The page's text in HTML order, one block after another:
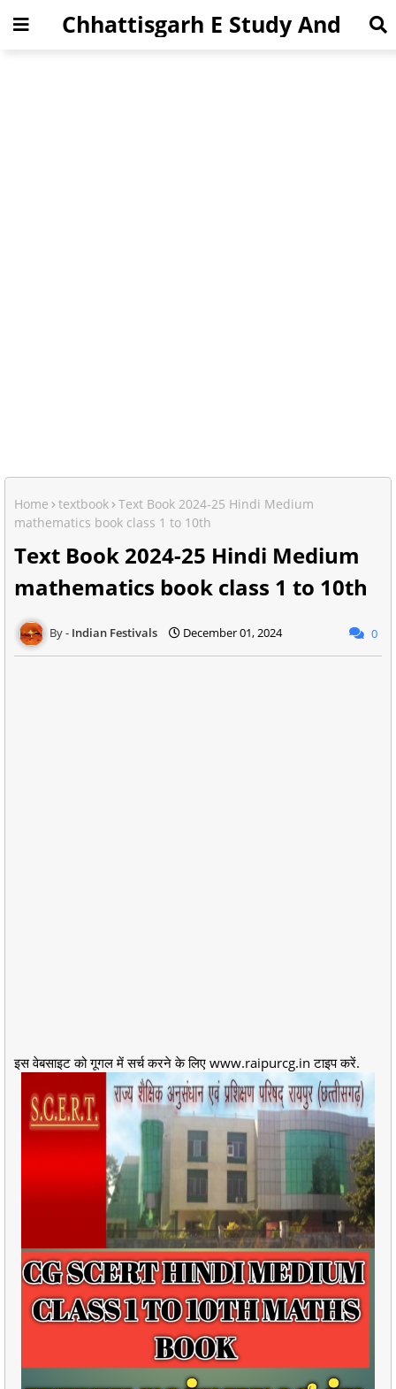
Chhattisgarh E Study And
Home textbook Text Book 2024-25 Hindi Medium
mathematics book class 1 to 10th
Text Book 2024-25 Hindi Medium
mathematics book class 1 to 10th
Indian Festivals December 01, 2024 0
इस वेबसाइट को गूगल में सर्च करने के लिए www.raipurcg.in टाइप करें.